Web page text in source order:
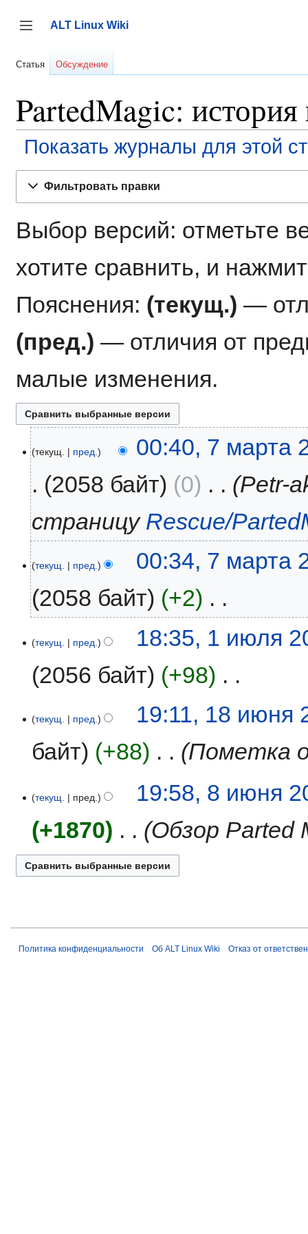
содержанию
Переключить боковую панель
ALT Linux Wiki
Статья Обсуждение
PartedMagic:
Показать журналы для этой
Фильтровать правки
Выбор версий: отметьте
хотите сравнить, и
Пояснения: (текущ.) —
(пред.) — отличия от
малые изменения.
марта
2018
текущ. пред.
00:40, 7 марта
2058 байт
0
Petr-
страницу Rescue/
текущ. пред.
00:34, 7 марта
2058 байт
+2
е
о
п
с
н
и
р
а
в
и
июлятекущ. пред.
18:35, 1 июля
2056 байт
+98
е
о
п
а
н
и
п
к
июнятекущ. пред.
19:11, 18 июня
байт
+88 Пометка
июнятекущ. пред.
19:58, 8 июня
+1870
Обзор Parted
Политика конфиденциальности Об ALT Linux Wiki Отказ от